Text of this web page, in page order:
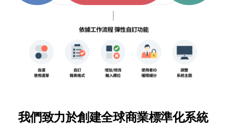
我們致力於創建全球商業標準化系統